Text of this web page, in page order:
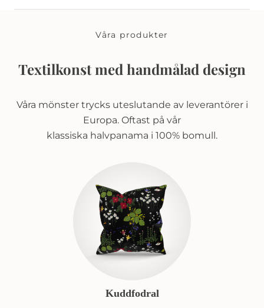
Våra produkter
Textilkonst med handmålad design
Våra mönster trycks uteslutande av leverantörer i
Europa. Oftast på vår
klassiska halvpanama i 100% bomull.
Kuddfodral